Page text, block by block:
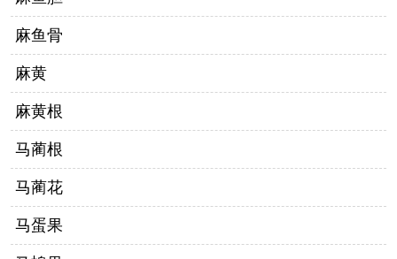
麻鱼骨
麻黄
麻黄根
马蔺根
马蔺花
马蛋果